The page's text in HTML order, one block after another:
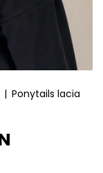
| Ponytails lacia